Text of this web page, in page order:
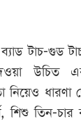
টাচ-গুড
উচিত
নিয়েও
শিশু তিন-